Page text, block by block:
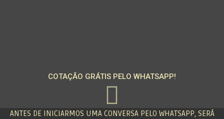
COTAÇÃO GRÁTIS PELO WHATSAPP!
ANTES DE INICIARMOS UMA CONVERSA PELO WHATSAPP, SERÁ